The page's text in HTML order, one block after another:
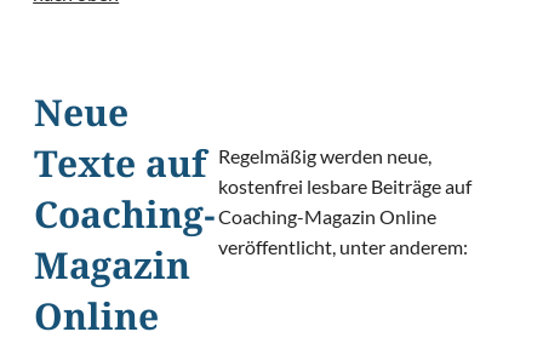
Neue
Texte auf
Coaching-
Magazin
Online
Regelmäßig werden neue,
kostenfrei lesbare Beiträge auf
Coaching-Magazin Online
veröffentlicht, unter anderem: